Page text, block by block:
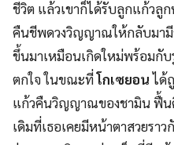
ชีวิต แล้วเขาก็ได้รับลูกแก้วลู
คืนชีพดวงวิญญาณให้กลับมามี
ขึ้นมาเหมือนเกิดใหม่พร้อมกั
ตกใจ ในขณะที่โกเซยอนได้
แก้วคืนวิญญาณของชามิน ฟื้น
เดิมที่เธอเคยมีหน้าตาสวยรา